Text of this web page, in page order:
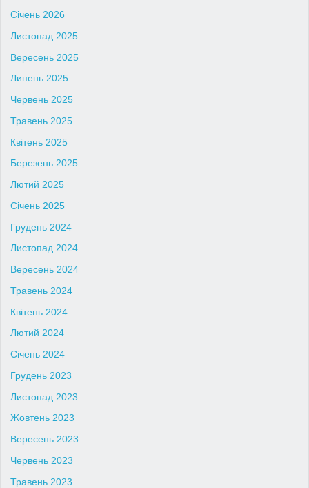
Січень 2026
Листопад 2025
Вересень 2025
Липень 2025
Червень 2025
Травень 2025
Квітень 2025
Березень 2025
Лютий 2025
Січень 2025
Грудень 2024
Листопад 2024
Вересень 2024
Травень 2024
Квітень 2024
Лютий 2024
Січень 2024
Грудень 2023
Листопад 2023
Жовтень 2023
Вересень 2023
Червень 2023
Травень 2023